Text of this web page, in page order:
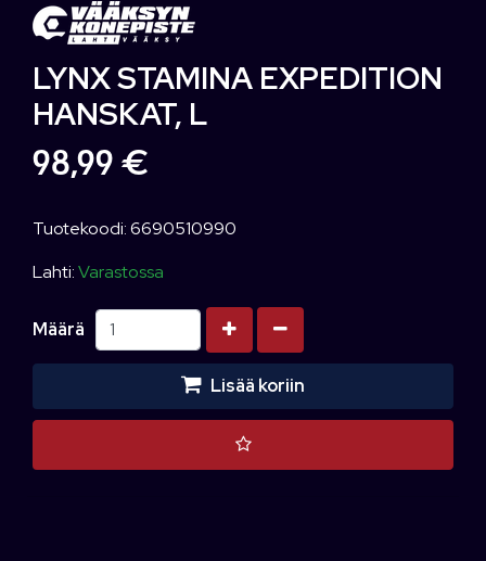
LYNX STAMINA EXPEDITION
HANSKAT, L
98,99 €
Tuotekoodi: 6690510990
Lahti:Varastossa
Määrä Kasvata määrää
Vähennä määrää
Lisää koriin